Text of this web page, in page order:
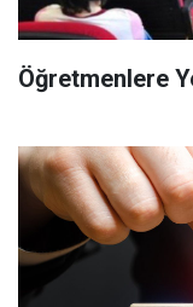
Öğretmenlere